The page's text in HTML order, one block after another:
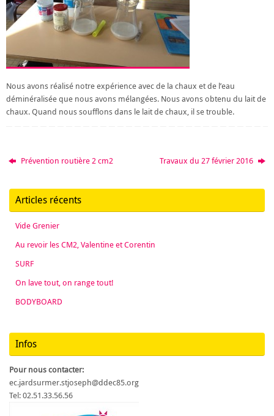
Nous avons réalisé notre expérience avec de la chaux et de l’eau
déminéralisée que nous avons mélangées. Nous avons obtenu du lait de
chaux. Quand nous soufflons dans le lait de chaux, il se trouble.
Prévention routière 2 cm2 Travaux du 27 février 2016
Articles récents
Vide Grenier
Au revoir les CM2, Valentine et Corentin
SURF
On lave tout, on range tout!
BODYBOARD
Infos
Pour nous contacter:
ec.jardsurmer.stjoseph@ddec85.org
Tel: 02.51.33.56.56